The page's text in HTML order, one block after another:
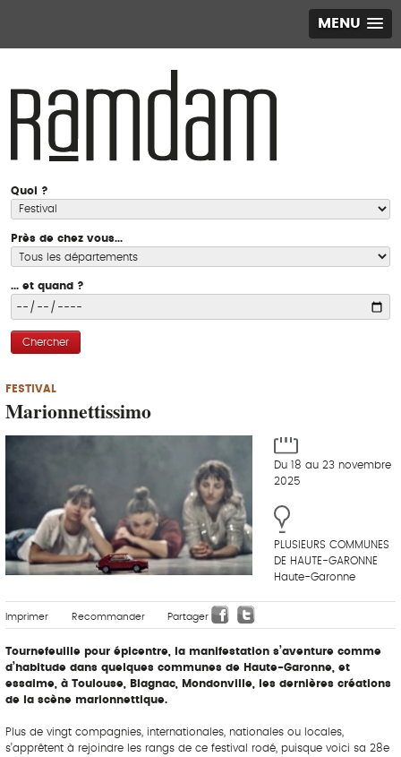
MENU
Quoi ?
Près de chez vous...
... et quand ?
Chercher
FESTIVAL
Marionnettissimo
Du 18 au 23 novembre
2025
PLUSIEURS COMMUNES
DE HAUTE-GARONNE
Haute-Garonne
Imprimer Recommander Partager
Tournefeuille pour épicentre, la manifestation s’aventure comme
d’habitude dans quelques communes de Haute-Garonne, et
essaime, à Toulouse, Blagnac, Mondonville, les dernières créations
de la scène marionnettique.
Plus de vingt compagnies, internationales, nationales ou locales,
s’apprêtent à rejoindre les rangs de ce festival rodé, puisque voici sa 28e